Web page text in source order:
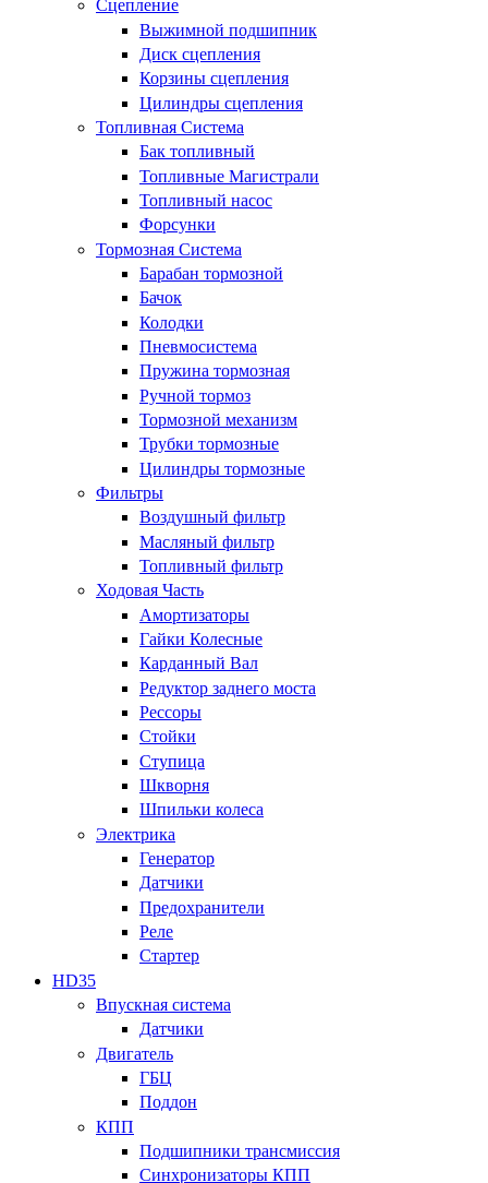
Сцепление
Выжимной подшипник
Диск сцепления
Корзины сцепления
Цилиндры сцепления
Топливная Система
Бак топливный
Топливные Магистрали
Топливный насос
Форсунки
Тормозная Система
Барабан тормозной
Бачок
Колодки
Пневмосистема
Пружина тормозная
Ручной тормоз
Тормозной механизм
Трубки тормозные
Цилиндры тормозные
Фильтры
Воздушный фильтр
Масляный фильтр
Топливный фильтр
Ходовая Часть
Амортизаторы
Гайки Колесные
Карданный Вал
Редуктор заднего моста
Рессоры
Стойки
Ступица
Шкворня
Шпильки колеса
Электрика
Генератор
Датчики
Предохранители
Реле
Стартер
HD35
Впускная система
Датчики
Двигатель
ГБЦ
Поддон
КПП
Подшипники трансмиссия
Синхронизаторы КПП